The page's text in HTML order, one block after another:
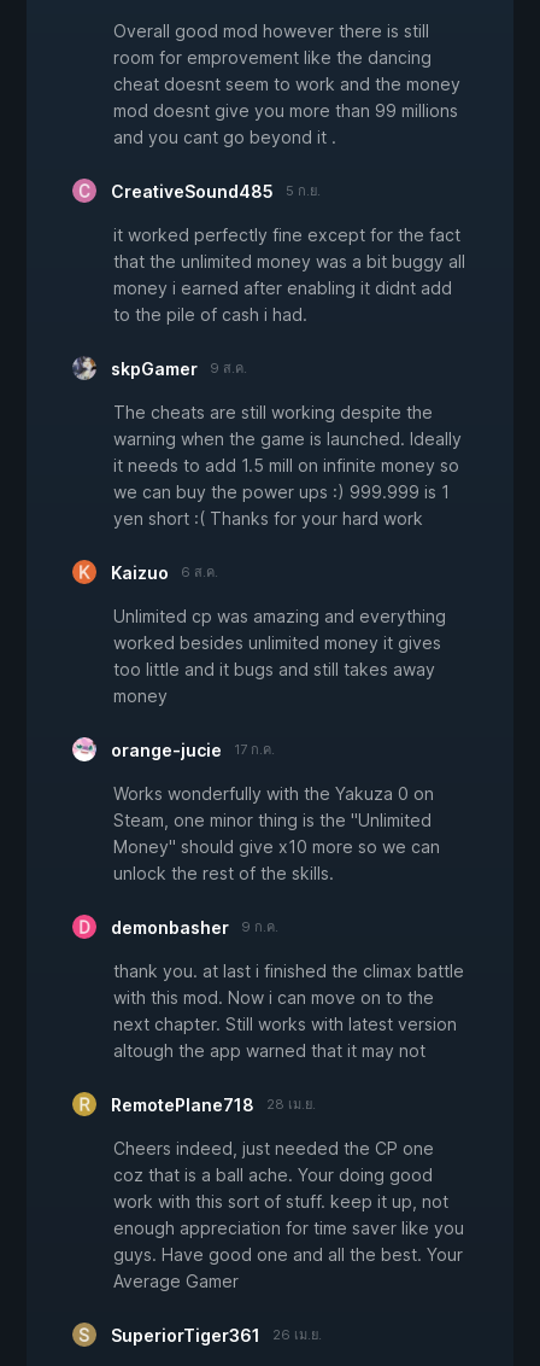
Overall good mod however there is still
room for emprovement like the dancing
cheat doesnt seem to work and the money
mod doesnt give you more than 99 millions
and you cant go beyond it .
CreativeSound485 5 ก.ย.
it worked perfectly fine except for the fact
that the unlimited money was a bit buggy all
money i earned after enabling it didnt add
to the pile of cash i had.
skpGamer 9 ส.ค.
The cheats are still working despite the
warning when the game is launched. Ideally
it needs to add 1.5 mill on infinite money so
we can buy the power ups :) 999.999 is 1
yen short :( Thanks for your hard work
Kaizuo 6 ส.ค.
Unlimited cp was amazing and everything
worked besides unlimited money it gives
too little and it bugs and still takes away
money
orange-jucie 17 ก.ค.
Works wonderfully with the Yakuza 0 on
Steam, one minor thing is the "Unlimited
Money" should give x10 more so we can
unlock the rest of the skills.
demonbasher 9 ก.ค.
thank you. at last i finished the climax battle
with this mod. Now i can move on to the
next chapter. Still works with latest version
altough the app warned that it may not
RemotePlane718 28 เม.ย.
Cheers indeed, just needed the CP one
coz that is a ball ache. Your doing good
work with this sort of stuff. keep it up, not
enough appreciation for time saver like you
guys. Have good one and all the best. Your
Average Gamer
SuperiorTiger361 26 เม.ย.